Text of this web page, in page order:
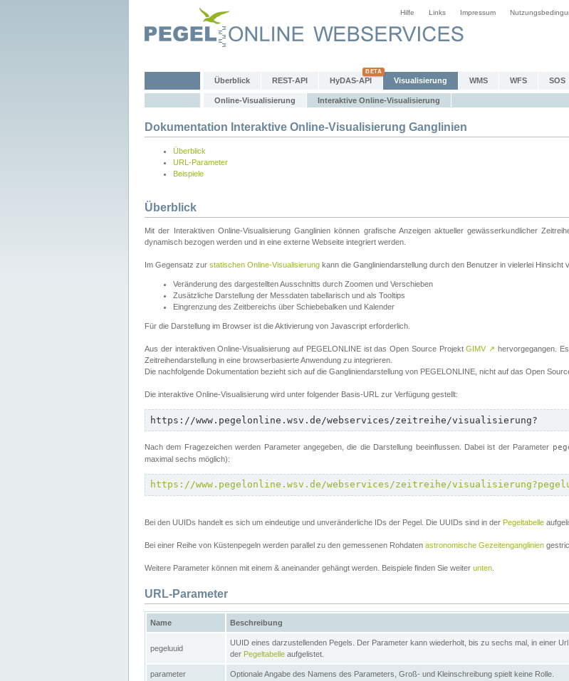
Hilfe Links Impressum
Überblick REST-API HyDAS-API Visualisierung WMS WFS SOS
Online-Visualisierung Interaktive Online-Visualisierung
Dokumentation Interaktive Online-Visualisierung Ganglinien
Überblick
URL-Parameter
Beispiele
Überblick
Mit der Interaktiven Online-Visualisierung Ganglinien können grafische Anzeigen aktueller gewässerkundlicher
dynamisch bezogen werden und in eine externe Webseite integriert werden.
Im Gegensatz zur statischen Online-Visualisierung kann die Gangliniendarstellung durch den Benutzer in vielerlei Hinsicht
Veränderung des dargestellten Ausschnitts durch Zoomen und Verschieben
Zusätzliche Darstellung der Messdaten tabellarisch und als Tooltips
Eingrenzung des Zeitbereichs über Schiebebalken und Kalender
Für die Darstellung im Browser ist die Aktivierung von Javascript erforderlich.
Aus der interaktiven Online-Visualisierung auf PEGELONLINE ist das Open Source ProjektGIMV ↗ hervorgegangen.
Zeitreihendarstellung in eine browserbasierte Anwendung zu integrieren.
Die nachfolgende Dokumentation bezieht sich auf die Gangliniendarstellung von PEGELONLINE, nicht auf das Open
Die interaktive Online-Visualisierung wird unter folgender Basis-URL zur Verfügung gestellt:
https://www.pegelonline.wsv.de/webservices/zeitreihe/visualisierung?
Nach dem Fragezeichen werden Parameter angegeben, die die Darstellung beeinflussen. Dabei ist der Parameter
maximal sechs möglich):
https://www.pegelonline.wsv.de/webservices/zeitreihe/
Bei den UUIDs handelt es sich um eindeutige und unveränderliche IDs der Pegel. Die UUIDs sind in der Pegeltabelle
Bei einer Reihe von Küstenpegeln werden parallel zu den gemessenen Rohdaten astronomische Gezeitenganglinien
Weitere Parameter können mit einem & aneinander gehängt werden. Beispiele finden Sie weiter unten
URL-Parameter
Name Beschreibung
pegeluuid
UUID eines darzustellenden Pegels. Der Parameter kann wiederholt, bis zu sechs mal, in einer
der Pegeltabelle aufgelistet.
parameter Optionale Angabe des Namens des Parameters, Groß- und Kleinschreibung spielt keine Rolle.